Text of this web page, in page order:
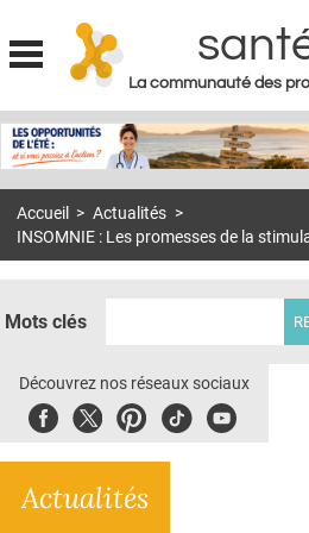
Jump to
La communauté des
MON COMPTE
S'ABONNER À LA REVUE SOIN À DOMICILE
DOSSIERS
E-REVUE SAD
L'APP
Accueil > Actualités >
INSOMNIE : Les promesses de la
Mots clés
Découvrez nos réseaux sociaux
FacebookTwitterPinterest
TiktokYoubute
Actualités